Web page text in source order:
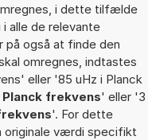
i dette tilfælde
alle de relevante
på også at finde den
omregnes, indtastes
eller '85 uHz i Planck
Planck frekvens' eller '3
'. For dette
originale værdi specifikt